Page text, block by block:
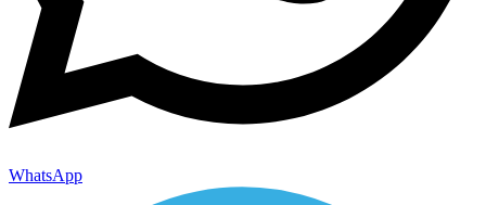
WhatsApp